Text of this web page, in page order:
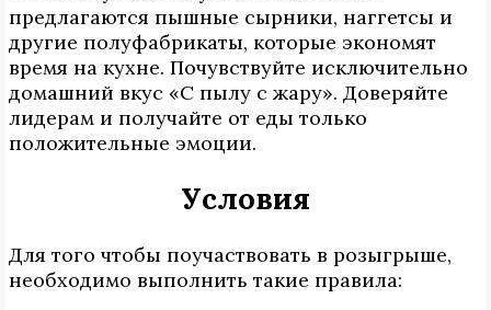
предлагаются пышные сырники, наггетсы и
другие полуфабрикаты, которые экономят
время на кухне. Почувствуйте исключительно
домашний вкус «С пылу с жару». Доверяйте
лидерам и получайте от еды только
положительные эмоции.
Условия
Для того чтобы поучаствовать в розыгрыше,
необходимо выполнить такие правила: